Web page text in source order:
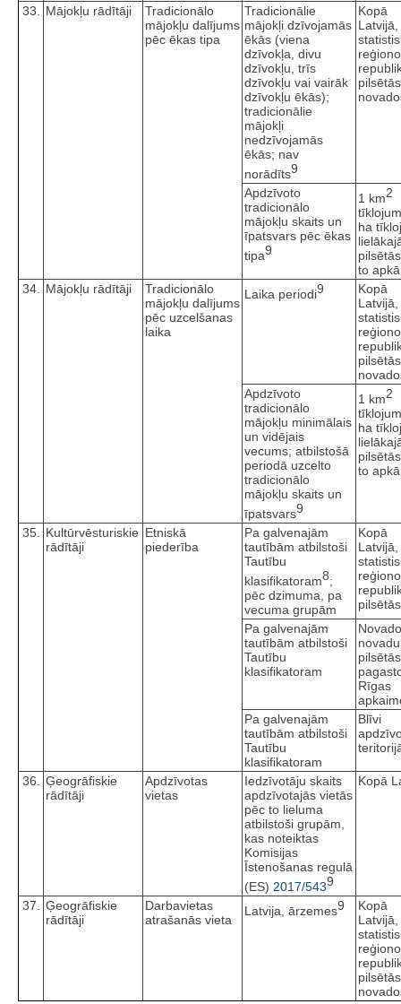
33.
Mājokļu rādītāji
Tradicionālo
mājokļu dalījums
pēc ēkas tipa
Tradicionālie
mājokļi dzīvojamās
ēkās (viena
dzīvokļa, divu
dzīvokļu, trīs
dzīvokļu vai vairāk
dzīvokļu ēkās);
tradicionālie
mājokļi
nedzīvojamās
ēkās; nav
norādīts9
Kopā
Latvijā,
Apdzīvoto
tradicionālo
mājokļu skaits un
īpatsvars pēc ēkas
tipa9
1 km2
ha
to
34.
Mājokļu rādītāji
Tradicionālo
mājokļu dalījums
pēc uzcelšanas
laika
Laika periodi9
Kopā
Latvijā,
Apdzīvoto
tradicionālo
mājokļu minimālais
un vidējais
vecums; atbilstošā
periodā uzcelto
tradicionālo
mājokļu skaits un
īpatsvars9
1 km2
ha
to
35.
Kultūrvēsturiskie
rādītāji
Etniskā
piederība
Pa galvenajām
tautībām atbilstoši
Tautību
klasifikatoram8;
pēc dzimuma, pa
vecuma grupām
Kopā
Latvijā,
pilsētās
Pa galvenajām
tautībām atbilstoši
Tautību
klasifikatoram
novadu
Rīgas
Pa galvenajām
tautībām atbilstoši
Tautību
klasifikatoram
Blīvi
36.
Ģeogrāfiskie
rādītāji
Apdzīvotas
vietas
Iedzīvotāju skaits
apdzīvotajās vietās
pēc to lieluma
atbilstoši grupām,
kas noteiktas
Komisijas
Īstenošanas regulā
(ES) 2017/5439
Kopā
37.
Ģeogrāfiskie
rādītāji
Darbavietas
atrašanās vieta
Latvija, ārzemes9
Kopā
Latvijā,